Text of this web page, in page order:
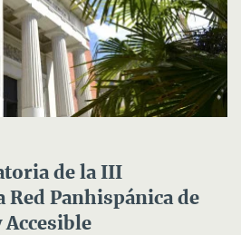
de la III
Red Panhispánica de
Accesible